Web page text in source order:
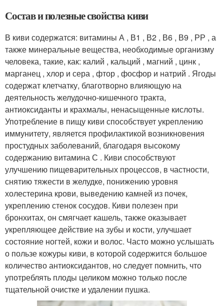
Состав и полезные свойства киви
В киви содержатся: витамины А , В1 , В2 , В6 , В9 , РР , а
также минеральные вещества, необходимые организму
человека, такие, как: калий , кальций , магний , цинк ,
марганец , хлор и сера , фтор , фосфор и натрий . Ягоды
содержат клетчатку, благотворно влияющую на
деятельность желудочно-кишечного тракта,
антиоксиданты и крахмалы, ненасыщенные кислоты.
Употребление в пищу киви способствует укреплению
иммунитету, является профилактикой возникновения
простудных заболеваний, благодаря высокому
содержанию витамина С . Киви способствуют
улучшению пищеварительных процессов, в частности,
снятию тяжести в желудке, понижению уровня
холестерина крови, выведению камней из почек,
укреплению стенок сосудов. Киви полезен при
бронхитах, он смягчает кашель, также оказывает
укрепляющее действие на зубы и кости, улучшает
состояние ногтей, кожи и волос. Часто можно услышать
о пользе кожуры киви, в которой содержится большое
количество антиоксидантов, но следует помнить, что
употреблять плоды целиком можно только после
тщательной очистке и удалении пушка.